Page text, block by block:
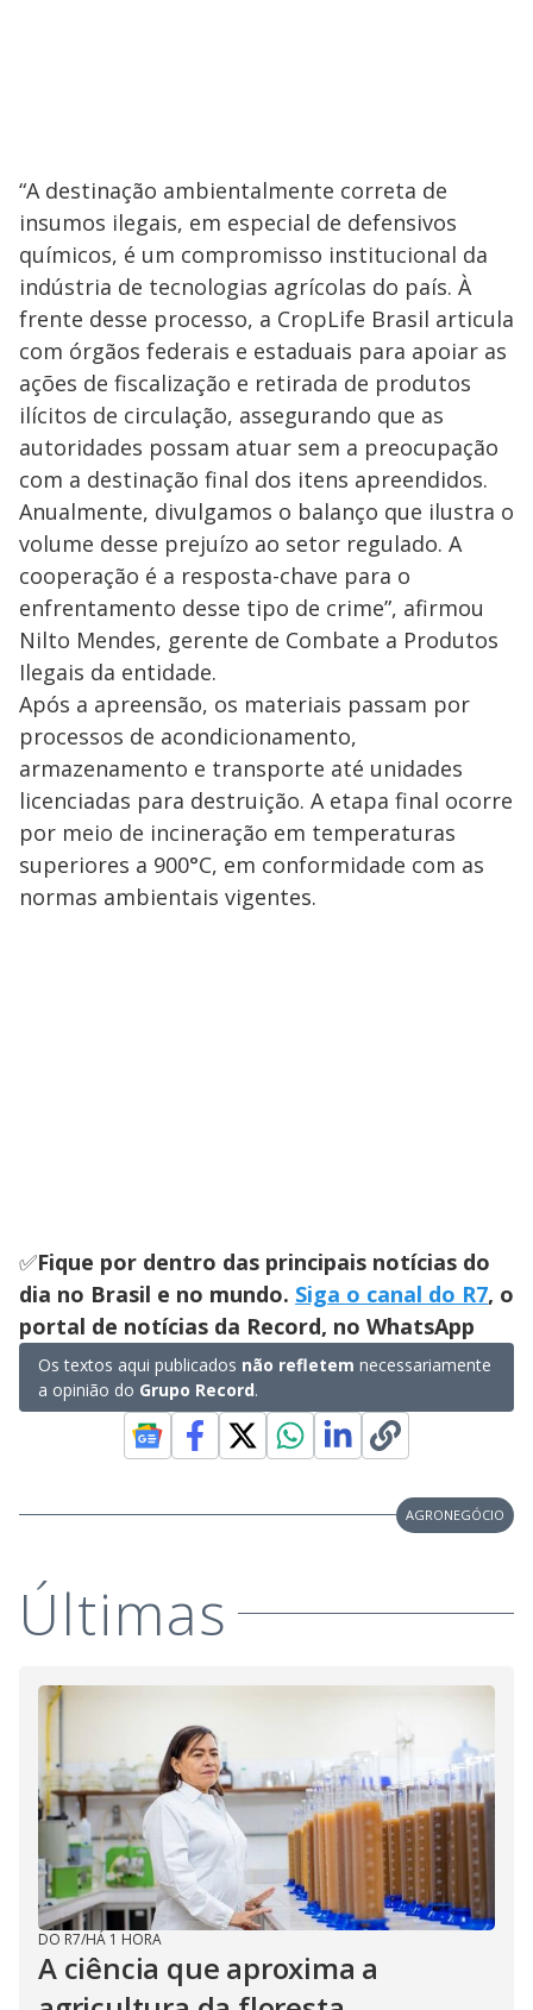
“A destinação ambientalmente correta de
insumos ilegais, em especial de defensivos
químicos, é um compromisso institucional da
indústria de tecnologias agrícolas do país. À
frente desse processo, a CropLife Brasil articula
com órgãos federais e estaduais para apoiar as
ações de fiscalização e retirada de produtos
ilícitos de circulação, assegurando que as
autoridades possam atuar sem a preocupação
com a destinação final dos itens apreendidos.
Anualmente, divulgamos o balanço que ilustra o
volume desse prejuízo ao setor regulado. A
cooperação é a resposta-chave para o
enfrentamento desse tipo de crime”, afirmou
Nilto Mendes, gerente de Combate a Produtos
Ilegais da entidade.
Após a apreensão, os materiais passam por
processos de acondicionamento,
armazenamento e transporte até unidades
licenciadas para destruição. A etapa final ocorre
por meio de incineração em temperaturas
superiores a 900°C, em conformidade com as
normas ambientais vigentes.
✅Fique por dentro das principais notícias do
dia no Brasil e no mundo. Siga o canal do R7, o
portal de notícias da Record, no WhatsApp
Os textos aqui publicados não refletem necessariamente
a opinião do Grupo Record.
AGRONEGÓCIO
Últimas
DO R7/HÁ 1 HORA
A ciência que aproxima a